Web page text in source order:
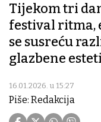
Tijekom tri
festival ritma,
se susreću
glazbene
16.01.2026. u 15:27
Piše: Redakcija